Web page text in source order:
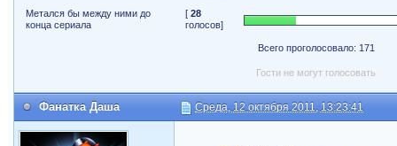
Метался бы между ними до
конца сериала
[28
голосов]
Всего проголосовало: 171
Гости не могут голосовать
Фанатка Даша Среда, 12 октября 2011, 13:23:41